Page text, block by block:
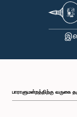
பாராளுமன்றத்திற்கு வருகை